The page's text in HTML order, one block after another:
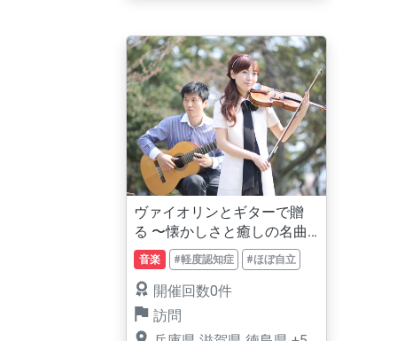
ヴァイオリンとギターで贈
る 〜懐かしさと癒しの名曲
コンサート〜
音楽 #軽度認知症 #ほぼ自立
開催回数0件
訪問